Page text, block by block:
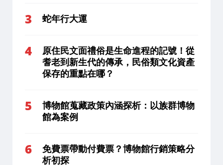
蛇年行大運
原住民文面禮俗是生命進程的記號！從
耆老到新生代的傳承，民俗類文化資產
保存的重點在哪？
博物館蒐藏政策內涵探析：以族群博物
館為案例
免費票帶動付費票？博物館行銷策略分
析初探